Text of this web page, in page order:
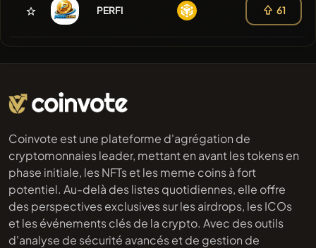
PERFI 61
Coinvote est une plateforme d'agrégation de
cryptomonnaies leader, mettant en avant les tokens en
phase initiale, les NFTs et les meme coins à fort
potentiel. Au-delà des listes quotidiennes, elle offre
des perspectives exclusives sur les airdrops, les ICOs
et les événements clés de la crypto. Avec des outils
d'analyse de sécurité avancés et de gestion de